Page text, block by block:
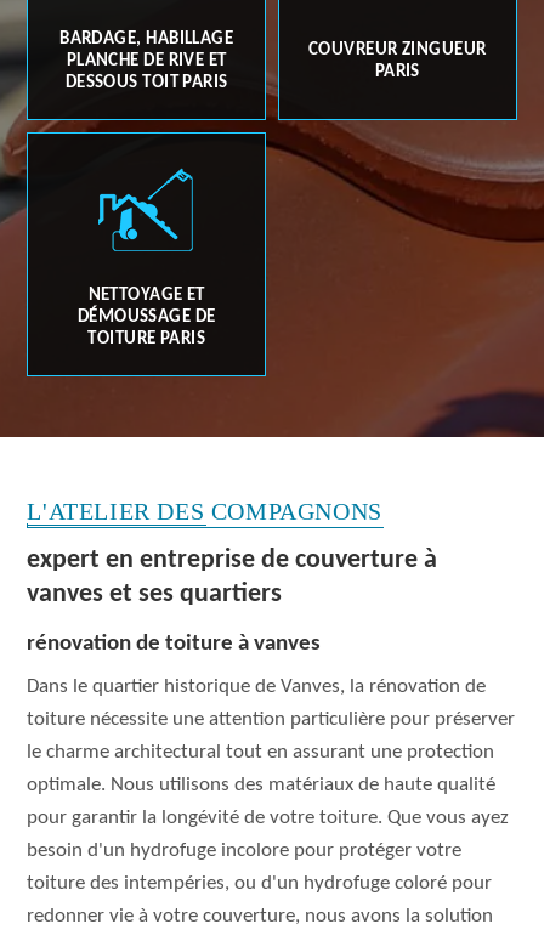
BARDAGE, HABILLAGE
PLANCHE DE RIVE ET
DESSOUS TOIT PARIS
COUVREUR ZINGUEUR
PARIS
NETTOYAGE ET
DÉMOUSSAGE DE
TOITURE PARIS
L'ATELIER DES COMPAGNONS
expert en entreprise de couverture à
vanves et ses quartiers
rénovation de toiture à vanves
Dans le quartier historique de Vanves, la rénovation de
toiture nécessite une attention particulière pour préserver
le charme architectural tout en assurant une protection
optimale. Nous utilisons des matériaux de haute qualité
pour garantir la longévité de votre toiture. Que vous ayez
besoin d'un hydrofuge incolore pour protéger votre
toiture des intempéries, ou d'un hydrofuge coloré pour
redonner vie à votre couverture, nous avons la solution